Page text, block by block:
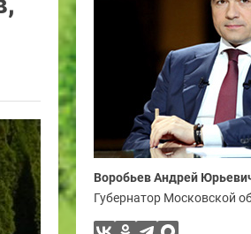
Воробьев Андрей
Губернатор Московской